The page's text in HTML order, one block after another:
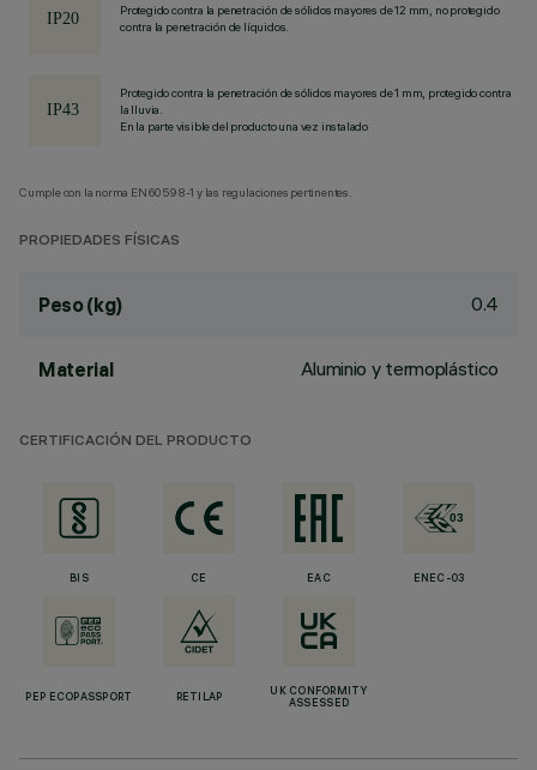
Protegido contra la penetración de sólidos mayores de 12 mm, no protegido
contra la penetración de líquidos.
Protegido contra la penetración de sólidos mayores de 1 mm, protegido contra
la lluvia.
En la parte visible del producto una vez instalado
Cumple con la norma EN60598-1 y las regulaciones pertinentes.
PROPIEDADES FÍSICAS
Peso (kg) 0.4
Material Aluminio y termoplástico
CERTIFICACIÓN DEL PRODUCTO
BIS CE EAC ENEC-03
PEP ECOPASSPORT RETILAP
UK CONFORMITY
ASSESSED